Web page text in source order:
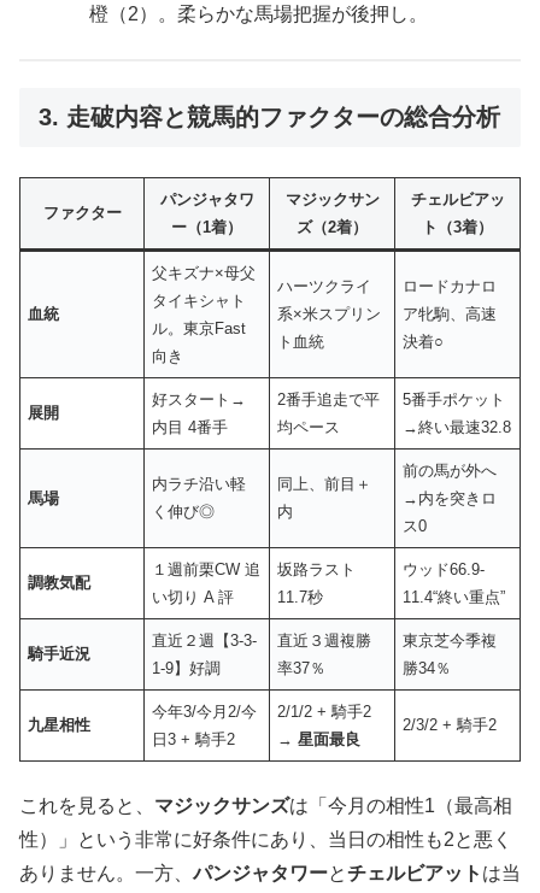
橙（2）。柔らかな馬場把握が後押し。
3. 走破内容と競馬的ファクターの総合分析
ファクター
パンジャタワ
ー（1着）
マジックサン
ズ（2着）
チェルビアッ
ト（3着）
血統
父キズナ×母父
タイキシャト
ル。東京Fast
向き
ハーツクライ
系×米スプリン
ト血統
ロードカナロ
ア牝駒、高速
決着○
展開
好スタート→
内目 4番手
2番手追走で平
均ペース
5番手ポケット
→終い最速32.8
馬場
内ラチ沿い軽
く伸び◎
同上、前目＋
内
前の馬が外へ
→内を突きロ
ス0
調教気配
１週前栗CW 追
い切り A 評
坂路ラスト
11.7秒
ウッド66.9‐
11.4“終い重点”
騎手近況
直近２週【3-3-
1-9】好調
直近３週複勝
率37％
東京芝今季複
勝34％
九星相性
今年3/今月2/今
日3 + 騎手2
2/1/2 + 騎手2
→星面最良
2/3/2 + 騎手2
これを見ると、 マジックサンズは「今月の相性1（最高相
性）」という非常に好条件にあり、当日の相性も2と悪く
ありません。一方、パンジャタワーとチェルビアット は当